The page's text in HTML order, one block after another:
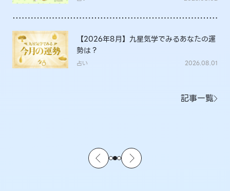
【2026年8月】九星気学でみるあなたの運
勢は？
占い 2026.08.01
記事一覧